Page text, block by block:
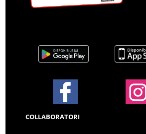
COLLABORATORI